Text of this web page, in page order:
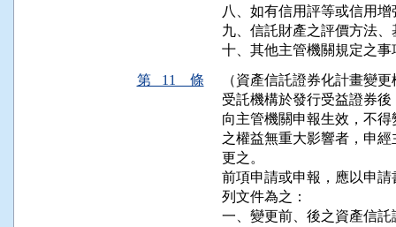
八、如有信用評等或信用
九、信託財產之評價方法
十、其他主管機關規定之事
第 11 條
（資產信託證券化計畫變
受託機構於發行受益證券
向主管機關申報生效，不
之權益無重大影響者，申
更之。
前項申請或申報，應以申
列文件為之：
一、變更前、後之資產信